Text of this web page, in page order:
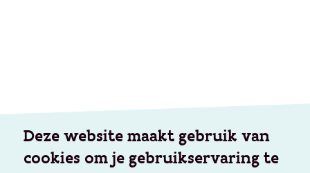
Deze website maakt gebruik van
cookies om je gebruikservaring te